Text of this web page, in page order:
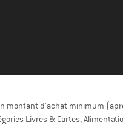
montant d'achat minimum
Livres & Cartes,